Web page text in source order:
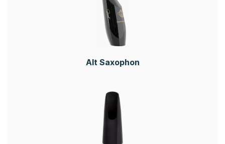
Alt Saxophon